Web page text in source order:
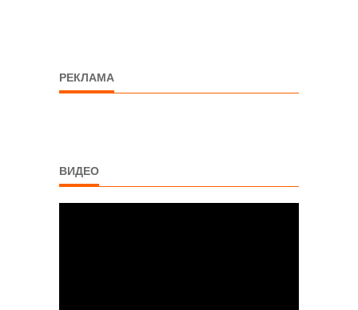
РЕКЛАМА
ВИДЕО